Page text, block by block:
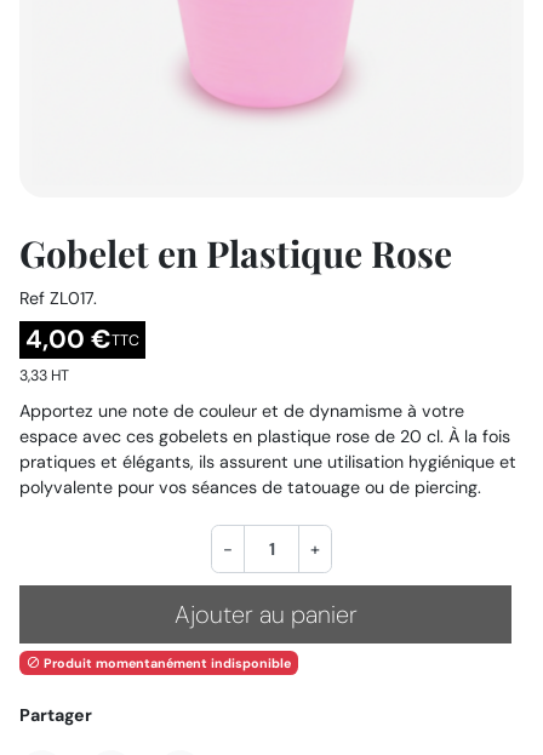
Gobelet en Plastique Rose
Ref ZL017.
4,00 €TTC
3,33 HT
Apportez une note de couleur et de dynamisme à votre
espace avec ces gobelets en plastique rose de 20 cl. À la fois
pratiques et élégants, ils assurent une utilisation hygiénique et
polyvalente pour vos séances de tatouage ou de piercing.
- +
Ajouter au panier
 Produit momentanément indisponible
Partager